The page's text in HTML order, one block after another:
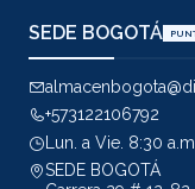
SEDE BOGOTÁ
+573122106792
Lun. a Vie. 8:30
SEDE BOGOTÁ